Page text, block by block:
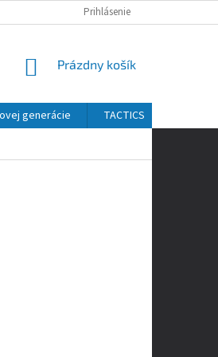
Prihlásenie
NÁKUPNÝ
Prázdny košík
generácie TACTICS